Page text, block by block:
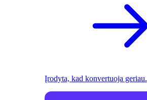
Įrodyta, kad konvertuoja geriau.